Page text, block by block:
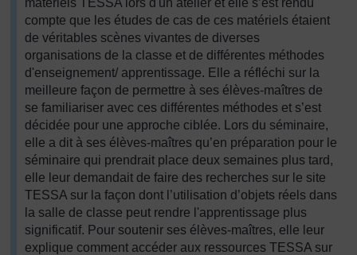
matériels TESSA lors d'un atelier et elle s’est rendu
compte que les études de cas de ces matériels étaient
de véritables scènes vivantes de diverses
organisations de la classe et de différentes méthodes
d'enseignement/ apprentissage. Elle a réfléchi sur la
meilleure façon de permettre à ses élèves-maîtres de
se familiariser avec ces différentes méthodes et s’est
décidée pour une approche ciblée. Lors du séminaire,
elle a dit à ses élèves-maîtres qu’en préparation pour le
séminaire qui prendrait place deux semaines plus tard,
elle leur demandait de faire des recherches sur le site
TESSA sur la façon dont l’utilisation d’objets réels dans
la salle de classe peut rendre l'apprentissage plus
significatif. Pour soutenir ses élèves-maîtres, elle leur
explique comment accéder aux ressources TESSA sur